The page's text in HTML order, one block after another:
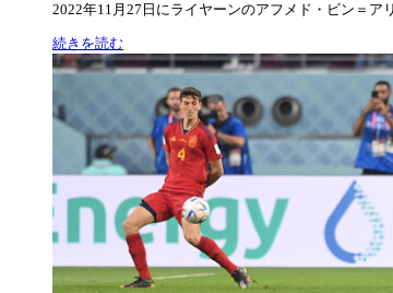
2022年11月27日にライヤーンのアフメド・ビン＝ア
続きを読む